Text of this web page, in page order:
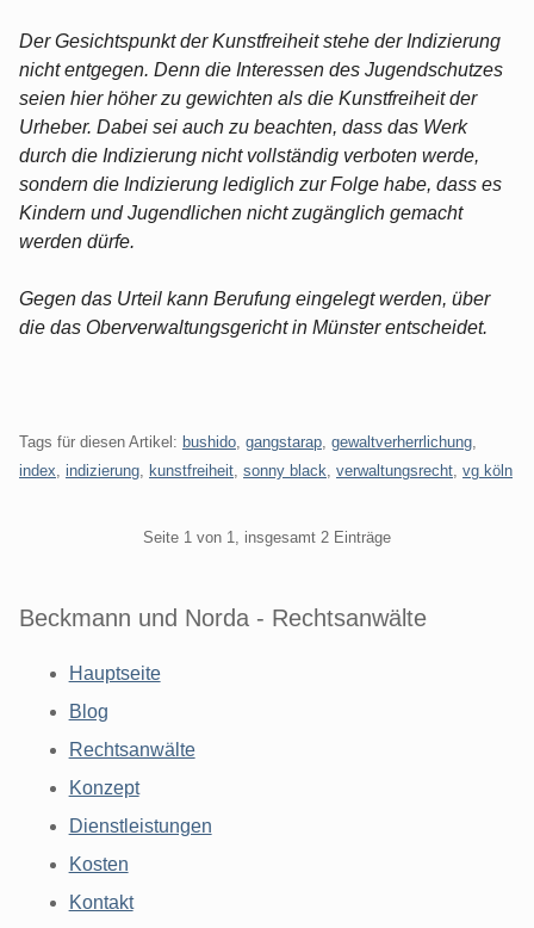
Der Gesichtspunkt der Kunstfreiheit stehe der Indizierung
nicht entgegen. Denn die Interessen des Jugendschutzes
seien hier höher zu gewichten als die Kunstfreiheit der
Urheber. Dabei sei auch zu beachten, dass das Werk
durch die Indizierung nicht vollständig verboten werde,
sondern die Indizierung lediglich zur Folge habe, dass es
Kindern und Jugendlichen nicht zugänglich gemacht
werden dürfe.
Gegen das Urteil kann Berufung eingelegt werden, über
die das Oberverwaltungsgericht in Münster entscheidet.
Tags für diesen Artikel: bushido gangstarap gewaltverherrlichung
index indizierung kunstfreiheit sonny black verwaltungsrecht vg köln
Seite 1 von 1, insgesamt 2 Einträge
Beckmann und Norda - Rechtsanwälte
Hauptseite
Blog
Rechtsanwälte
Konzept
Dienstleistungen
Kosten
Kontakt